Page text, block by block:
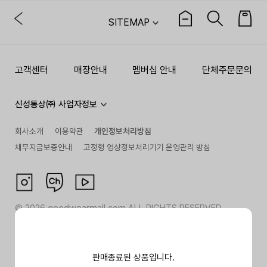
판매종료된 상품입니다.
SITEMAP
고객센터 매장안내 멤버십 안내 단체주문문의
신성통상㈜ 사업자정보
회사소개 이용약관
개인정보처리방침
채무지급보증안내
고정형 영상정보처리기기 운영관리 방침
©2026goodwearmall.com ALL RIGHTS RESERVED